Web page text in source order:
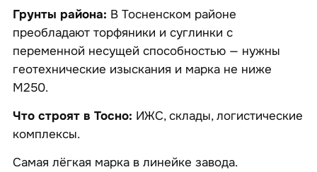
Грунты района: В Тосненском районе
преобладают торфяники и суглинки с
переменной несущей способностью — нужны
геотехнические изыскания и марка не ниже
М250.
Что строят в Тосно: ИЖС, склады, логистические
комплексы.
Самая лёгкая марка в линейке завода.